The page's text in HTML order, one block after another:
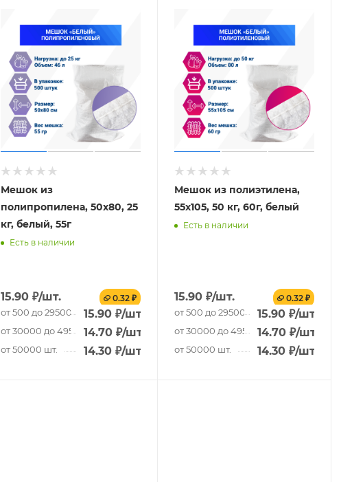
Мешок из
полипропилена, 50x80, 25
кг, белый, 55г
Есть в наличии
15.90 ₽/шт. 0.32 ₽
от 500 до 29500 шт.15.90 ₽/шт.
от 30000 до 49500 шт.
14.70 ₽/шт.
от 50000 шт. 14.30 ₽/шт.
Мешок из полиэтилена,
55x105, 50 кг, 60г, белый
Есть в наличии
15.90 ₽/шт. 0.32 ₽
от 500 до 29500 шт.15.90 ₽/шт.
от 30000 до 49500 шт.
14.70 ₽/шт.
от 50000 шт. 14.30 ₽/шт.